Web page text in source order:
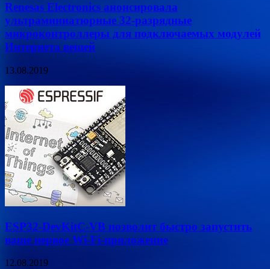
Renesas Electronics анонсировала
ультраминиатюрные 32-разрядные
микроконтроллеры для подключаемых модулей
Интернета вещей
13.08.2019
ESP32-DevKitC-VB позволит быстро запустить
ваше первое Wi-Fi-приложение
12.08.2019